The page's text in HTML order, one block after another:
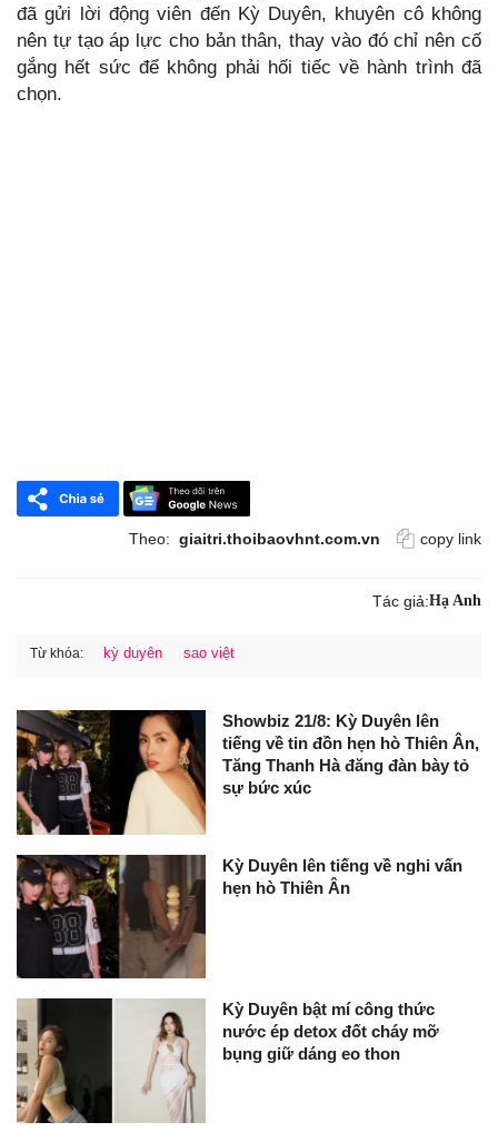
đã gửi lời động viên đến Kỳ Duyên, khuyên cô không
nên tự tạo áp lực cho bản thân, thay vào đó chỉ nên cố
gắng hết sức để không phải hối tiếc về hành trình đã
chọn.
Theo: giaitri.thoibaovhnt.com.vn copy link
Tác giả:Hạ Anh
Từ khóa: kỳ duyên sao việt
Showbiz 21/8: Kỳ Duyên lên
tiếng về tin đồn hẹn hò Thiên Ân,
Tăng Thanh Hà đăng đàn bày tỏ
sự bức xúc
Kỳ Duyên lên tiếng về nghi vấn
hẹn hò Thiên Ân
Kỳ Duyên bật mí công thức
nước ép detox đốt cháy mỡ
bụng giữ dáng eo thon